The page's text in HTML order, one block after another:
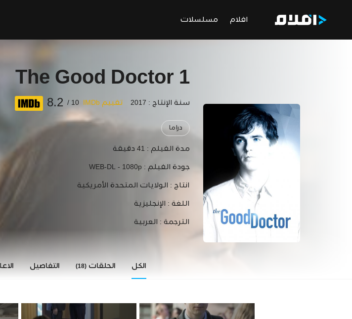
افلام مسلسلات
The Good Doctor 1
سنة الإنتاج : 2017 تقييم IMDb 10 /
8.2
دراما
مدة الفيلم : 41 دقيقة
جودة الفيلم : WEB-DL - 1080p
انتاج : الولايات المتحدة الأمريكية
اللغة : الإنجليزية
الترجمة : العربية
الكل الحلقات (18) التفاصيل